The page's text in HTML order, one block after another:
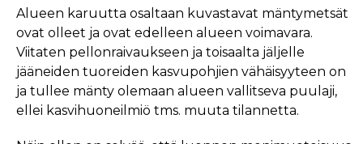
Alueen karuutta osaltaan kuvastavat mäntymetsät
ovat olleet ja ovat edelleen alueen voimavara.
Viitaten pellonraivaukseen ja toisaalta jäljelle
jääneiden tuoreiden kasvupohjien vähäisyyteen on
ja tullee mänty olemaan alueen vallitseva puulaji,
ellei kasvihuoneilmiö tms. muuta tilannetta.